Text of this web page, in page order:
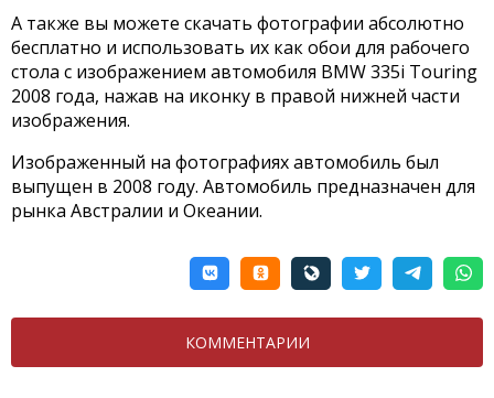
А также вы можете скачать фотографии абсолютно
бесплатно и использовать их как обои для рабочего
стола с изображением автомобиля BMW 335i Touring
2008 года, нажав на иконку в правой нижней части
изображения.
Изображенный на фотографиях автомобиль был
выпущен в 2008 году. Автомобиль предназначен для
рынка Австралии и Океании.
КОММЕНТАРИИ